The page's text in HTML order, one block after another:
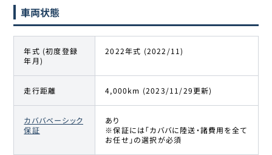
車両状態
年式 (初度登録
年月)
2022年式 (2022/11)
走行距離 4,000km (2023/11/29更新)
カババベーシック
保証
あり
※保証には「カババに陸送・諸費用を全て
お任せ」の選択が必須